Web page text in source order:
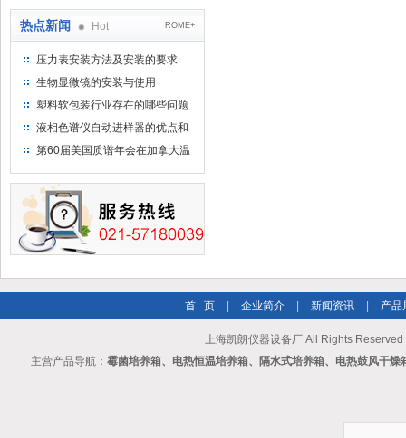
热点新闻 Hot ROME+
压力表安装方法及安装的要求
生物显微镜的安装与使用
塑料软包装行业存在的哪些问题
液相色谱仪自动进样器的优点和
维护
第60届美国质谱年会在加拿大温
首 页 企业简介 新闻资讯 产品
上海凯朗仪器设备厂 All Rights Reserved
主营产品导航： 霉菌培养箱、电热恒温培养箱、隔水式培养箱、电热鼓风干